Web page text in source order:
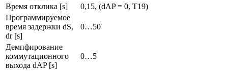
Время отклика [s]
0,15, (dAP = 0, T19)
Программируемое
время задержки dS,
dr [s]
0…50
Демпфирование
коммутационного
выхода dAP [s]
0…5